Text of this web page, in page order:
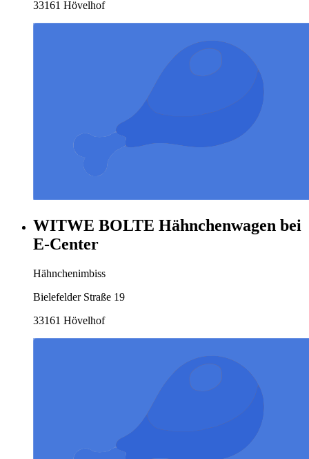
33161 Hövelhof
WITWE BOLTE Hähnchenwagen bei
E-Center
Hähnchenimbiss
Bielefelder Straße 19
33161 Hövelhof